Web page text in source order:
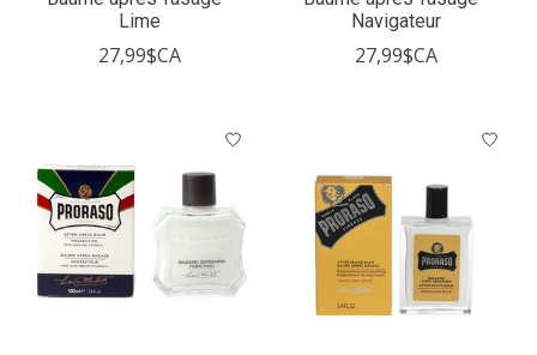
Lime
27,99$CA
Navigateur
27,99$CA